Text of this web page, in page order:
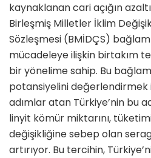
kaynaklanan cari açığın
Birleşmiş Milletler İklim
Sözleşmesi (BMİDÇS)
mücadeleye ilişkin birtakım
bir yönelime sahip. Bu
potansiyelini değerlendir­mek
adımlar atan Türkiye’nin bu
linyit kömür miktarını,
değişikliğine sebep olan
artırıyor. Bu tercihin,